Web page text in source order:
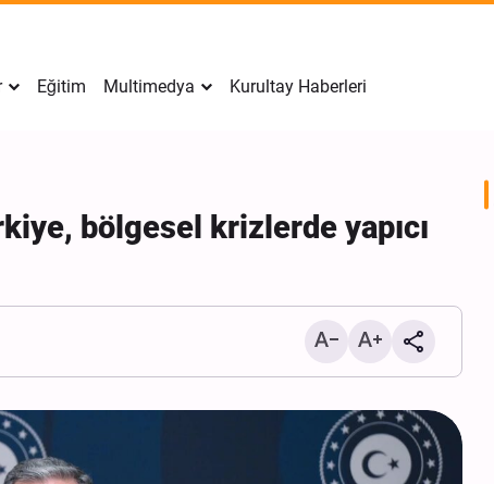
Eğitim Multimedya Kurultay Haberleri
bölgesel krizlerde yapıcı
Reuters Anketi: Amerikalılar İran
Savaşı'nı İstikrarsızlığın Nedeni
Olarak Görüyor